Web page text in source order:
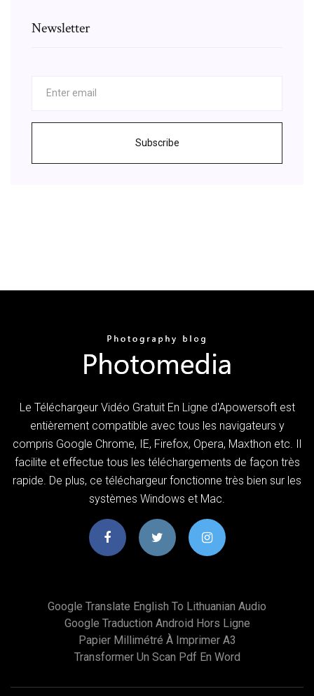
Newsletter
Subscribe
Le Téléchargeur Vidéo Gratuit En Ligne d'Apowersoft est
entièrement compatible avec tous les navigateurs y
compris Google Chrome, IE, Firefox, Opera, Maxthon etc. Il
facilite et effectue tous les téléchargements de façon très
rapide. De plus, ce téléchargeur fonctionne très bien sur les
systèmes Windows et Mac.
Google Translate English To Lithuanian Audio
Google Traduction Android Hors Ligne
Papier Millimétré À Imprimer A3
Transformer Un Scan Pdf En Word